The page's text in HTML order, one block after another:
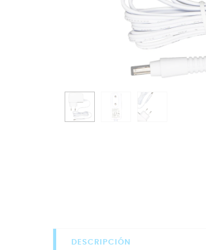
DESCRIPCIÓN